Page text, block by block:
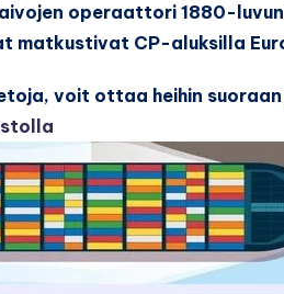
operaattori 1880-
matkustivat CP-aluksilla
voit ottaa heihin